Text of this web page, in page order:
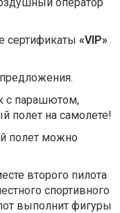
сертификаты «VIP»
с парашютом,
полет на самолете!
полет можно
второго пилота
спортивного
выполнит фигуры